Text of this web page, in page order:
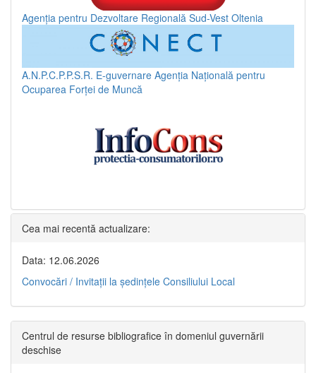
Agenția pentru Dezvoltare Regională Sud-Vest Oltenia
A.N.P.C.P.P.S.R. E-guvernare Agenția Națională pentru
Ocuparea Forței de Muncă
Cea mai recentă actualizare:
Data: 12.06.2026
Convocări / Invitaţii la şedinţele Consiliului Local
Centrul de resurse bibliografice în domeniul guvernării
deschise